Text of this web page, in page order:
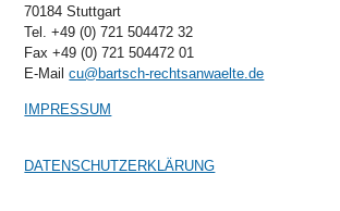
70184 Stuttgart
Tel. +49 (0) 721 504472 32
Fax +49 (0) 721 504472 01
E-Mailcu@bartsch-rechtsanwaelte.de
IMPRESSUM
DATENSCHUTZERKLÄRUNG